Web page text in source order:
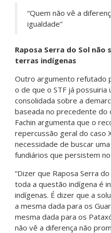
“Quem não vê a
igualdade”
Raposa Serra do Sol não
terras indígenas
Outro argumento refutado
o de que o STF já possuiria
consolidada sobre a
baseada no precedente do
Fachin argumenta que o
repercussão geral do caso
necessidade de buscar
fundiários que persistem no
“Dizer que Raposa Serra
toda a questão indígena é
indígenas. É dizer que a
a mesma dada para os
mesma dada para os
não vê a diferença não